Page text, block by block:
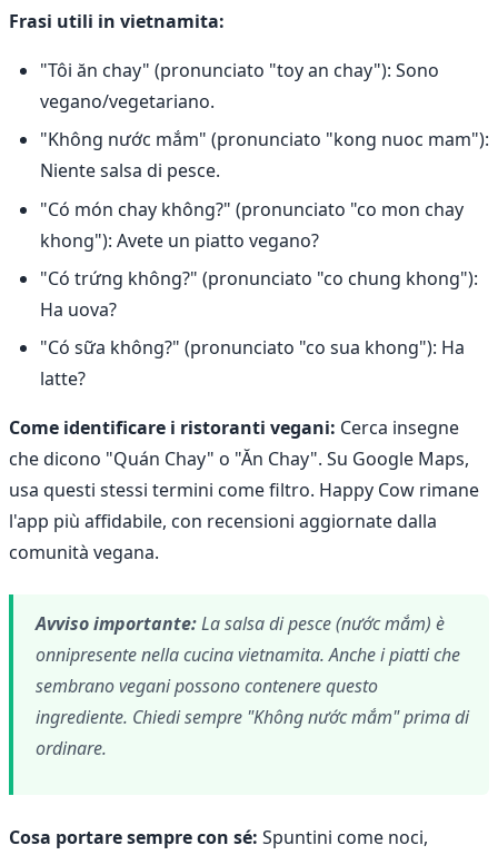
Frasi utili in vietnamita:
"Tôi ăn chay" (pronunciato "toy an chay"): Sono
vegano/vegetariano.
"Không nước mắm" (pronunciato "kong nuoc mam"):
Niente salsa di pesce.
"Có món chay không?" (pronunciato "co mon chay
khong"): Avete un piatto vegano?
"Có trứng không?" (pronunciato "co chung khong"):
Ha uova?
"Có sữa không?" (pronunciato "co sua khong"): Ha
latte?
Come identificare i ristoranti vegani: Cerca insegne
che dicono "Quán Chay" o "Ăn Chay". Su Google Maps,
usa questi stessi termini come filtro. Happy Cow rimane
l'app più affidabile, con recensioni aggiornate dalla
comunità vegana.
Avviso importante:La salsa di pesce (nước mắm) è
onnipresente nella cucina vietnamita. Anche i piatti che
sembrano vegani possono contenere questo
ingrediente. Chiedi sempre "Không nước mắm" prima di
ordinare.
Cosa portare sempre con sé: Spuntini come noci,